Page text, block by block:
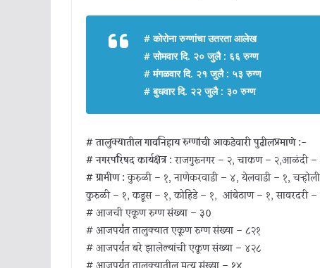
# कोरोना रुग्णांचा उतरता आलेख
# सोमवार दि. २० जुलै : ६६ रुग्ण
# मंगळवार दि. २१ जुलै : ५३ रुग्ण
# बुधवार दि. २२ जुलै : ३० रुग्ण
# तालुक्यातील गावनिहाय रुग्णांची आकडेवारी पुढीलप्रमाणे :-
# नगरपरिषद कार्यक्षेत्र :राजगुरूनगर – २, चाकण – २,आळंदी –
# ग्रामीण :कुरुळी – १, नाणेकरवाडी – ४, येलवाडी – १,
कुरुळी – १, कडूस – १, कोहिंडे – १, आंबेठाण – १, सावरदरी –
# आजची एकूण रुग्ण संख्या – ३०
# आजपर्यंत तालुक्यात एकूण रुग्ण संख्या – ८२१
# आजपर्यंत बरे झालेल्यांची एकूण संख्या – ४२८